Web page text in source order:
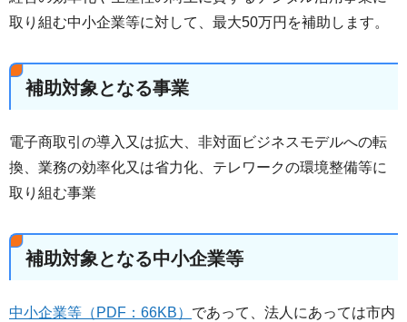
取り組む中小企業等に対して、最大50万円を補助します。
補助対象となる事業
電子商取引の導入又は拡大、非対面ビジネスモデルへの転
換、業務の効率化又は省力化、テレワークの環境整備等に
取り組む事業
補助対象となる中小企業等
中小企業等（PDF：66KB） であって、法人にあっては市内